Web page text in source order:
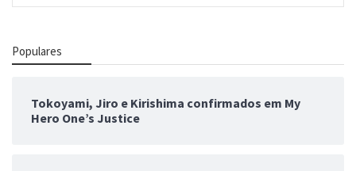
Populares
Tokoyami, Jiro e Kirishima confirmados em My
Hero One’s Justice